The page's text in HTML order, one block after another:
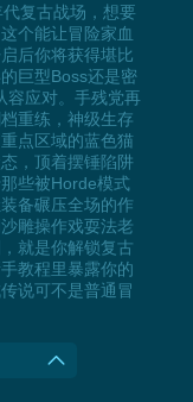
复古战场，想要
个能让冒险家血
后你将获得堪比
巨型Boss还是密
容应对。手残党再
重练，神级生存
点区域的蓝色猫
，顶着摆锤陷阱
些被Horde模式
备碾压全场的作
雕操作戏耍法老
就是你解锁复古
教程里暴露你的
说可不是普通冒